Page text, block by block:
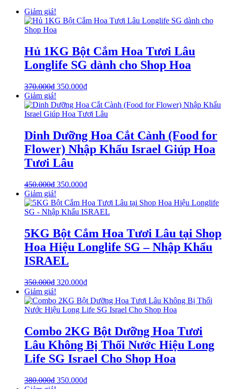
Giảm giá!
Hủ 1KG Bột Cắm Hoa Tươi Lâu
Longlife SG dành cho Shop Hoa
370.000₫ 350.000₫
Giảm giá!
Dinh Dưỡng Hoa Cắt Cành (Food for
Flower) Nhập Khẩu Israel Giúp Hoa
Tươi Lâu
450.000₫ 350.000₫
Giảm giá!
5KG Bột Cắm Hoa Tươi Lâu tại Shop
Hoa Hiệu Longlife SG – Nhập Khẩu
ISRAEL
350.000₫ 320.000₫
Giảm giá!
Combo 2KG Bột Dưỡng Hoa Tươi
Lâu Không Bị Thối Nước Hiệu Long
Life SG Israel Cho Shop Hoa
380.000₫ 350.000₫